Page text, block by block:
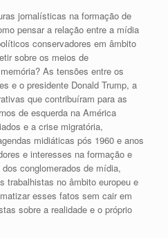
jornalísticas na formação de
pensar a relação entre a mídia
conservadores em âmbito
sobre os meios de
As tensões entre os
e o presidente Donald Trump, a
que contribuíram para as
de esquerda na América
e a crise migratória,
midiáticas pós 1960 e anos
e interesses na formação e
conglomerados de mídia,
trabalhistas no âmbito europeu e
esses fatos sem cair em
sobre a realidade e o próprio